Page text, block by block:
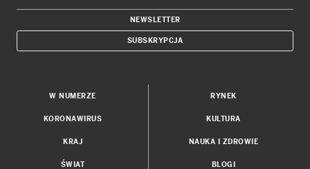
NEWSLETTER
SUBSKRYPCJA
W NUMERZE
KORONAWIRUS
KRAJ
ŚWIAT
RYNEK
KULTURA
NAUKA I ZDROWIE
BLOGI